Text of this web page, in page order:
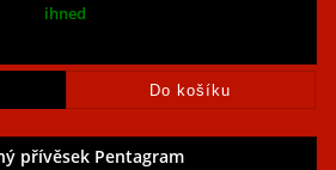
ihned
přívěsek Pentagram